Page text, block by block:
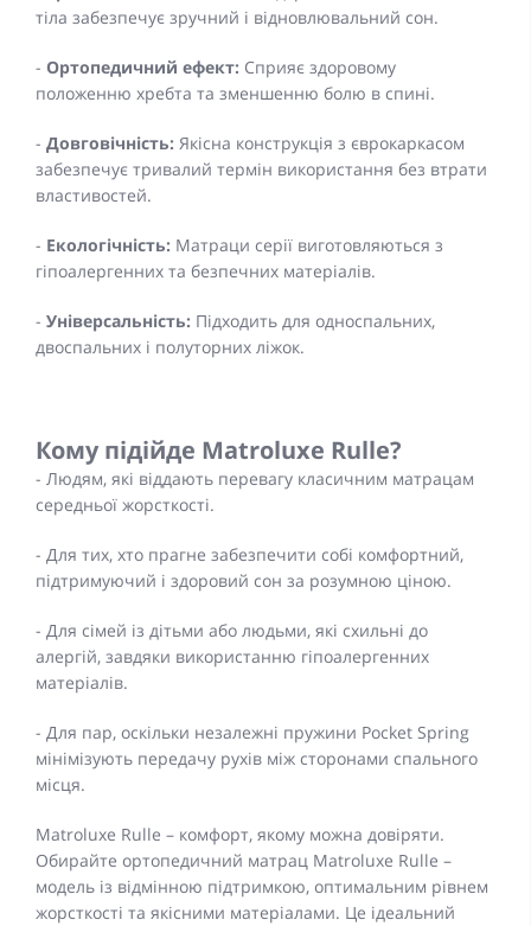
тіла забезпечує зручний і відновлювальний сон.
- Ортопедичний ефект: Сприяє здоровому
положенню хребта та зменшенню болю в спині.
- Довговічність: Якісна конструкція з єврокаркасом
забезпечує тривалий термін використання без втрати
властивостей.
- Екологічність: Матраци серії виготовляються з
гіпоалергенних та безпечних матеріалів.
- Універсальність: Підходить для односпальних,
двоспальних і полуторних ліжок.
Кому підійде Matroluxe Rulle?
- Людям, які віддають перевагу класичним матрацам
середньої жорсткості.
- Для тих, хто прагне забезпечити собі комфортний,
підтримуючий і здоровий сон за розумною ціною.
- Для сімей із дітьми або людьми, які схильні до
алергій, завдяки використанню гіпоалергенних
матеріалів.
- Для пар, оскільки незалежні пружини Pocket Spring
мінімізують передачу рухів між сторонами спального
місця.
Matroluxe Rulle – комфорт, якому можна довіряти.
Обирайте ортопедичний матрац Matroluxe Rulle –
модель із відмінною підтримкою, оптимальним рівнем
жорсткості та якісними матеріалами. Це ідеальний